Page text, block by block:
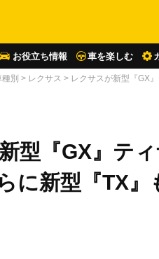
お役立ち情報 車を楽しむ
別 > レクサス > レクサスが新型『GX
型『GX』テ
に新型『TX』